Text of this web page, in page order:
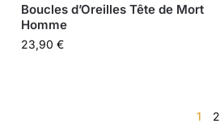
Boucles d’Oreilles Tête de Mort
Homme
23,90€
1 2